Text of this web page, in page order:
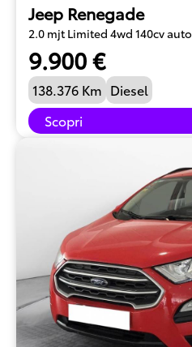
Jeep Renegade
2.0 mjt Limited 4wd 140cv auto
9.900 €
138.376 Km Diesel
Scopri